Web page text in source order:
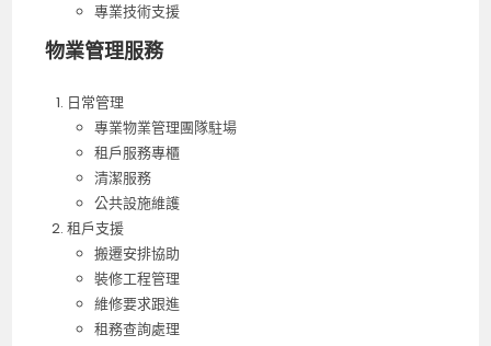
專業技術支援
物業管理服務
日常管理
專業物業管理團隊駐場
租戶服務專櫃
清潔服務
公共設施維護
租戶支援
搬遷安排協助
裝修工程管理
維修要求跟進
租務查詢處理